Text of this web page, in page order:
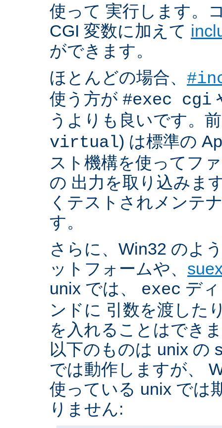
使って 実行します。
CGI 変数に加えて
ができます。
ほとんどの場合、
使う方が #exec cgi
うよりも良いです。
virtual) は標準の
スト機構を使ってフ
の 出力を取り込みま
くテストされメンテ
す。
さらに、Win32 のよ
ットフォームや、
unix では、 exec デ
ンドに 引数を渡した
を入れることはでき
以下のものは unix の
では動作しますが、
使っている unix では
りません: